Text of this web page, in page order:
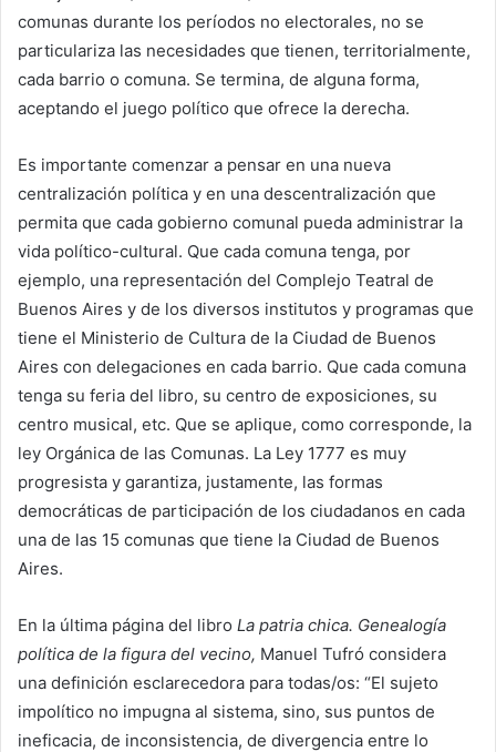
comunas durante los períodos no electorales, no se
particulariza las necesidades que tienen, territorialmente,
cada barrio o comuna. Se termina, de alguna forma,
aceptando el juego político que ofrece la derecha.
Es importante comenzar a pensar en una nueva
centralización política y en una descentralización que
permita que cada gobierno comunal pueda administrar la
vida político-cultural. Que cada comuna tenga, por
ejemplo, una representación del Complejo Teatral de
Buenos Aires y de los diversos institutos y programas que
tiene el Ministerio de Cultura de la Ciudad de Buenos
Aires con delegaciones en cada barrio. Que cada comuna
tenga su feria del libro, su centro de exposiciones, su
centro musical, etc. Que se aplique, como corresponde, la
ley Orgánica de las Comunas. La Ley 1777 es muy
progresista y garantiza, justamente, las formas
democráticas de participación de los ciudadanos en cada
una de las 15 comunas que tiene la Ciudad de Buenos
Aires.
En la última página del libro La patria chica. Genealogía
política de la figura del vecino, Manuel Tufró considera
una definición esclarecedora para todas/os: “El sujeto
impolítico no impugna al sistema, sino, sus puntos de
ineficacia, de inconsistencia, de divergencia entre lo